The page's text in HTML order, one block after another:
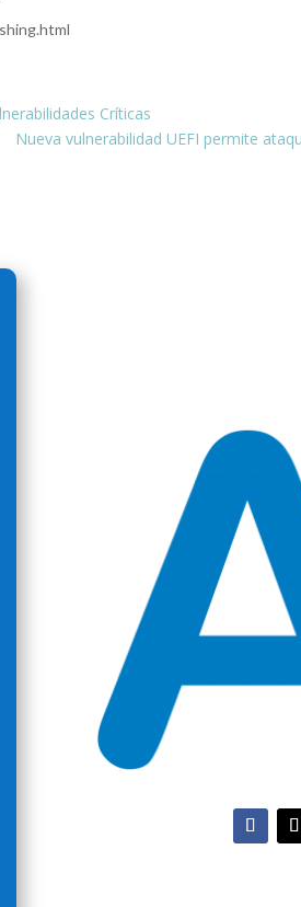
Críticas
Nueva vulnerabilidad UEFI permite